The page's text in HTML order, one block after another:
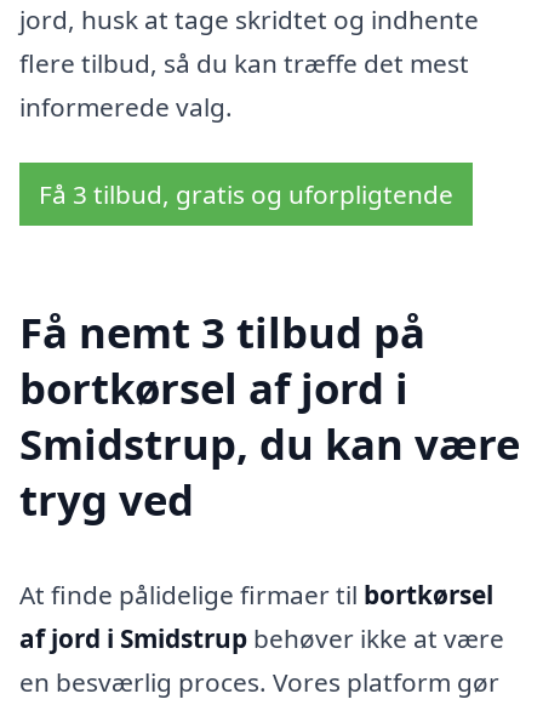
jord, husk at tage skridtet og indhente
flere tilbud, så du kan træffe det mest
informerede valg.
Få 3 tilbud, gratis og uforpligtende
Få nemt 3 tilbud på
bortkørsel af jord i
Smidstrup, du kan være
tryg ved
At finde pålidelige firmaer til bortkørsel
af jord i Smidstrup behøver ikke at være
en besværlig proces. Vores platform gør